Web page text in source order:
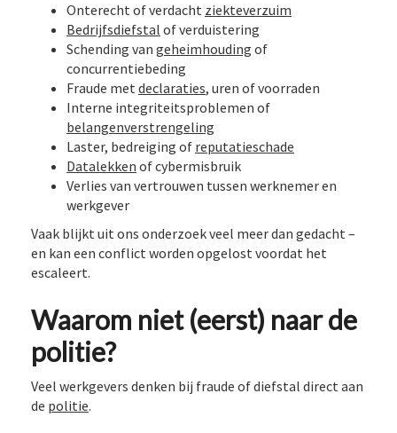
Onterecht of verdacht ziekteverzuim
Bedrijfsdiefstal of verduistering
Schending van geheimhouding of
concurrentiebeding
Fraude metdeclaraties, uren of voorraden
Interne integriteitsproblemen of
belangenverstrengeling
Laster, bedreiging of reputatieschade
Datalekken of cybermisbruik
Verlies van vertrouwen tussen werknemer en
werkgever
Vaak blijkt uit ons onderzoek veel meer dan gedacht –
en kan een conflict worden opgelost voordat het
escaleert.
Waarom niet (eerst) naar de
politie?
Veel werkgevers denken bij fraude of diefstal direct aan
de politie.